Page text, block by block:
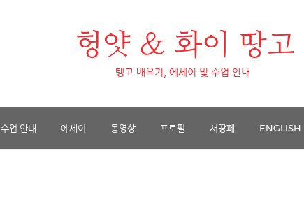
헝얏 & 화이 땅고
탱고 배우기, 에세이 및 수업 안내
수업 안내 에세이 동영상 프로필 서땅페 ENGLISH